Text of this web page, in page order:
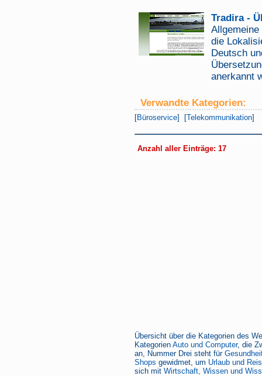
Tradira -
die
Deutsch
anerkannt
Verwandte Kategorien:
[Büroservice] [Telekommunikation]
Anzahl aller Einträge: 17
Übersicht über die Kategorien des
Kategorien Auto und Computer, die
an, Nummer Drei steht für
Shops gewidmet, um Urlaub und
sich mit Wirtschaft, Wissen und